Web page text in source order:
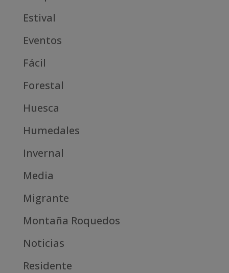
Estival
Eventos
Fácil
Forestal
Huesca
Humedales
Invernal
Media
Migrante
Montaña Roquedos
Noticias
Residente